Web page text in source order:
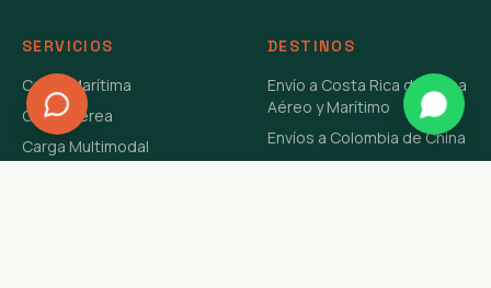
SERVICIOS
Carga Marítima
Carga Aérea
Carga Multimodal
DESTINOS
Envío a Costa Rica de China
Aéreo y Marítimo
Envíos a Colombia de China